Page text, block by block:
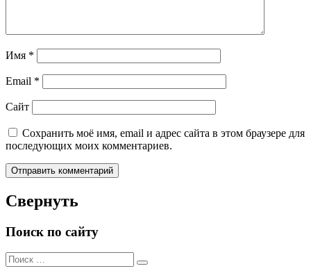
Имя *
Email *
Сайт
Сохранить моё имя, email и адрес сайта в этом браузере для
последующих моих комментариев.
Свернуть
Поиск по сайту
Поиск
для:
Поиск